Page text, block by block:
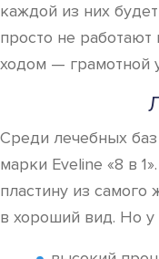
каждой из них
просто не
ходом — грамотной
Среди лечебных
марки Eveline «8 в
пластину из самого
в хороший вид. Но у